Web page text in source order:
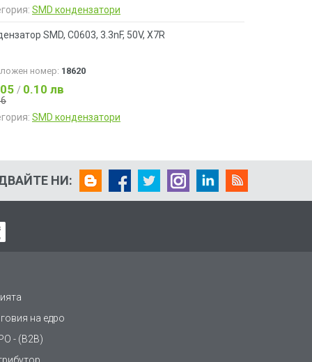
SMD кондензатори
SMD, C0603, 3.3nF, 50V, X7R
номер: 18620
/ 0.10 лв
SMD кондензатори
НИ:
на едро
- (B2B)